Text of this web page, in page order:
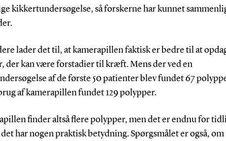
kikkertundersøgelse, så forskerne har kunnet
lader det til, at kamerapillen faktisk er bedre til at
der kan være forstadier til kræft. Mens der ved en
af de første 50 patienter blev fundet 67
af kamerapillen fundet 129 polypper.
finder altså flere polypper, men det er endnu for
har nogen praktisk betydning. Spørgsmålet er også, om